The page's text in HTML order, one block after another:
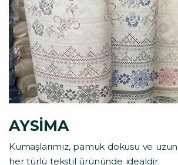
AYSIMA
Kumaşlarımız, pamuk dokusu ve
her türlü tekstil ürününde idealdir.